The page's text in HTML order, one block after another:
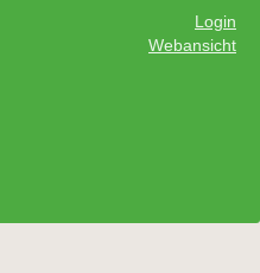
Login
Webansicht